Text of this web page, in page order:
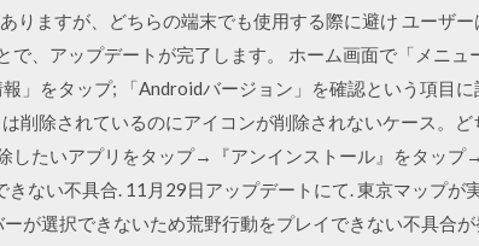
りますが、どちらの端末でも使用する際に避け ユーザ
で、アップデートが完了します。 ホーム画面で「メニ
」をタップ; 「Androidバージョン」を確認という項目
削除されているのにアイコンが削除されないケース。
したいアプリをタップ→『アンインストール』をタップ
ない不具合. 11月29日アップデートにて. 東京マップが
が選択できないため荒野行動をプレイできない不具合